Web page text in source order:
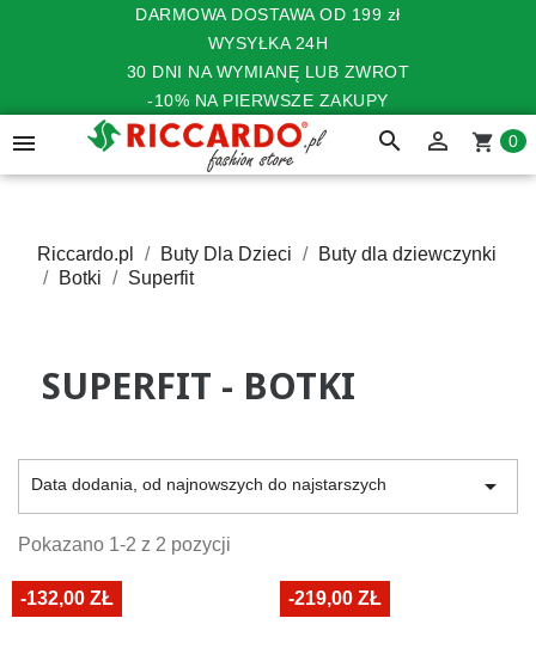
DARMOWA DOSTAWA OD 199 zł
WYSYŁKA 24H
30 DNI NA WYMIANĘ LUB ZWROT
-10% NA PIERWSZE ZAKUPY
 search  shopping_cart 0
Riccardo.pl Buty Dla Dzieci
Buty dla dziewczynki
Botki
Superfit
SUPERFIT - BOTKI
Data dodania, od najnowszych do najstarszych 
Pokazano 1-2 z 2 pozycji
-132,00 ZŁ -219,00 ZŁ